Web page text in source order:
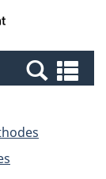
Canada
et